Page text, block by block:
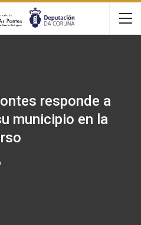
responde a
municipio en la